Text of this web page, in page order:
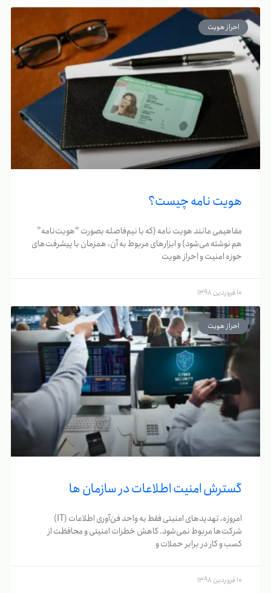
احراز هویت
هویت نامه چیست؟
مفاهیمی مانند هویت‌ نامه (که با نیم‌فاصله بصورت “هویت‌نامه”
هم نوشته می‌شود) و ابزارهای مربوط به آن، همزمان با پیشرفت‌های
حوزه امنیت و احراز هویت
10 فروردین 1398
احراز هویت
گسترش امنیت اطلاعات در سازمان ها
امروزه، تهدیدهای امنیتی فقط به واحد فن‌آوری اطلاعات (IT)
شرکت‌ها مربوط نمی‌شود. کاهش خطرات امنیتی و محافظت از
کسب و کار در برابر حملات و
10 فروردین 1398